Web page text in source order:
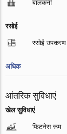
बालकनी
रसोई
रसोई उपकरण
अधिक
आंतरिक सुविधाएं
खेल सुविधाएं
फिटनेस रूम